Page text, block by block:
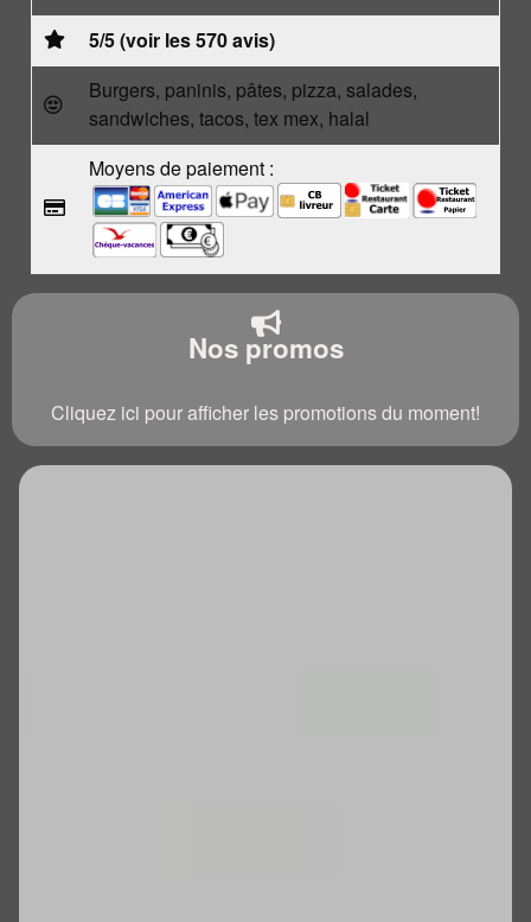
5/5 (voir les 570 avis)
Burgers, paninis, pâtes, pizza, salades,
sandwiches, tacos, tex mex, halal
Moyens de paiement :
Nos promos
Cliquez ici pour afficher les promotions du moment!